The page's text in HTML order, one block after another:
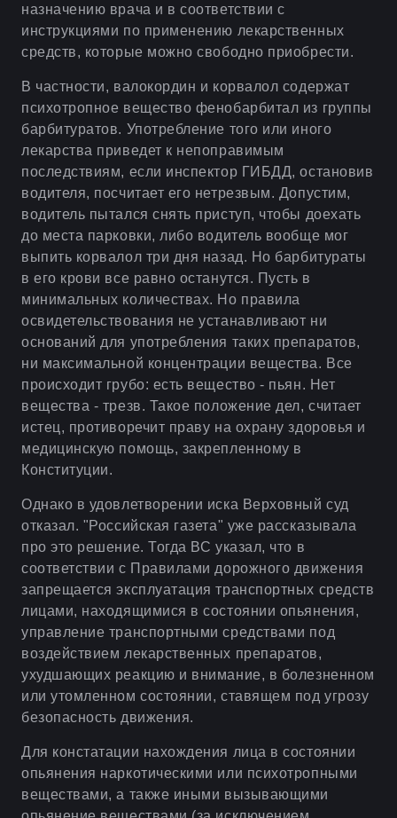
назначению врача и в соответствии с
инструкциями по применению лекарственных
средств, которые можно свободно приобрести.
В частности, валокордин и корвалол содержат
психотропное вещество фенобарбитал из группы
барбитуратов. Употребление того или иного
лекарства приведет к непоправимым
последствиям, если инспектор ГИБДД, остановив
водителя, посчитает его нетрезвым. Допустим,
водитель пытался снять приступ, чтобы доехать
до места парковки, либо водитель вообще мог
выпить корвалол три дня назад. Но барбитураты
в его крови все равно останутся. Пусть в
минимальных количествах. Но правила
освидетельствования не устанавливают ни
оснований для употребления таких препаратов,
ни максимальной концентрации вещества. Все
происходит грубо: есть вещество - пьян. Нет
вещества - трезв. Такое положение дел, считает
истец, противоречит праву на охрану здоровья и
медицинскую помощь, закрепленному в
Конституции.
Однако в удовлетворении иска Верховный суд
отказал. "Российская газета" уже рассказывала
про это решение. Тогда ВС указал, что в
соответствии с Правилами дорожного движения
запрещается эксплуатация транспортных средств
лицами, находящимися в состоянии опьянения,
управление транспортными средствами под
воздействием лекарственных препаратов,
ухудшающих реакцию и внимание, в болезненном
или утомленном состоянии, ставящем под угрозу
безопасность движения.
Для констатации нахождения лица в состоянии
опьянения наркотическими или психотропными
веществами, а также иными вызывающими